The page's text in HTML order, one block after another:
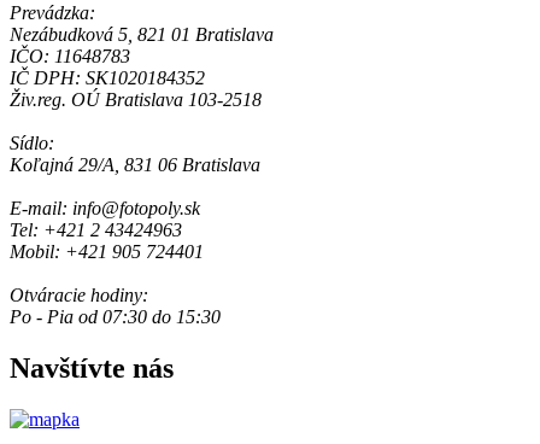
Prevádzka:
Nezábudková 5, 821 01 Bratislava
IČO: 11648783
IČ DPH: SK1020184352
Živ.reg. OÚ Bratislava 103-2518
Sídlo:
Koľajná 29/A, 831 06 Bratislava
E-mail: info@fotopoly.sk
Tel: +421 2 43424963
Mobil: +421 905 724401
Otváracie hodiny:
Po - Pia od 07:30 do 15:30
Navštívte nás